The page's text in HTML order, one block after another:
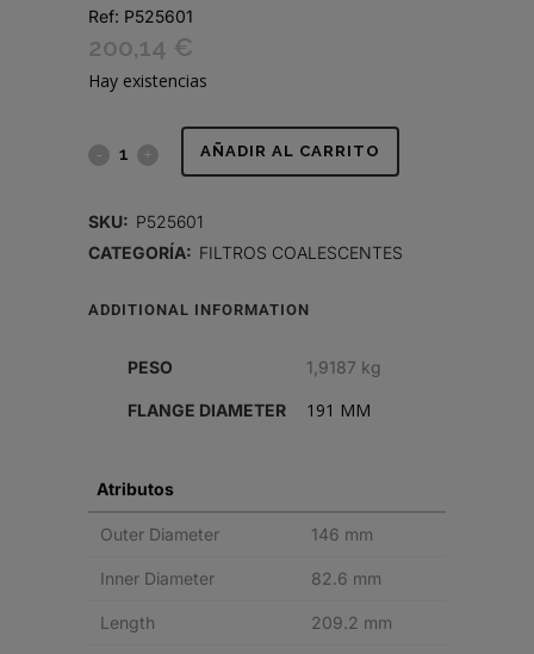
Ref: P525601
200,14 €
Hay existencias
SEPARADOR AÑADIR AL CARRITO
SKU: P525601
CATEGORÍA: FILTROS COALESCENTES
ADDITIONAL INFORMATION
PESO 1,9187 kg
FLANGE DIAMETER 191 MM
Atributos
Outer Diameter 146 mm
Inner Diameter 82.6 mm
Length 209.2 mm